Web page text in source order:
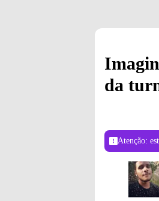
da
Atenção: